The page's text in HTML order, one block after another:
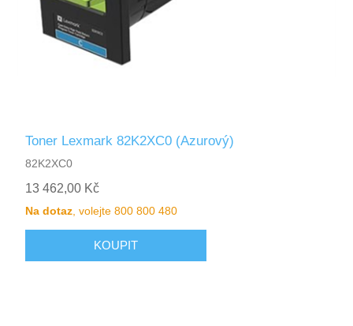
Toner Lexmark 82K2XC0 (Azurový)
82K2XC0
13 462,00 Kč
Na dotaz , volejte 800 800 480